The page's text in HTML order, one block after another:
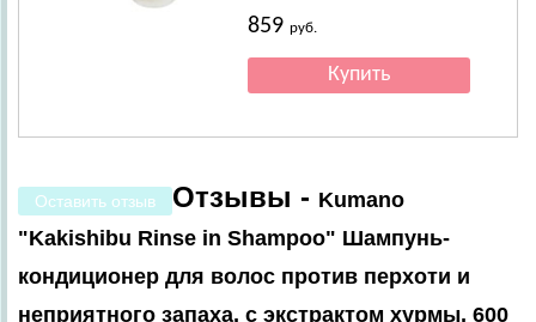
859руб.
Оставить отзыв Отзывы - Kumano
"Kakishibu Rinse in Shampoo" Шампунь-
кондиционер для волос против перхоти и
неприятного запаха, с экстрактом хурмы, 600